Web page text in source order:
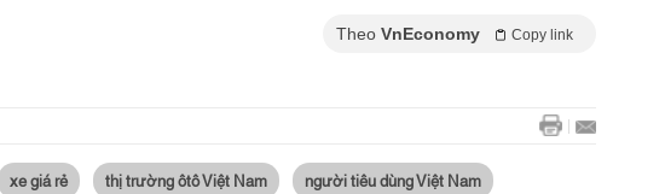
Theo VnEconomy Copy link
xe giá rẻ thị trường ôtô Việt Nam người tiêu dùng Việt Nam